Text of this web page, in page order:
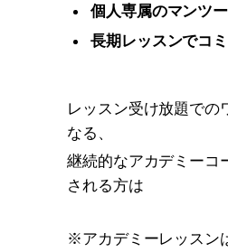
個人専属のマンツ
長期レッスンでコ
レッスン受け放題での
なる、
継続的なアカデミーコ
される方は
※アカデミーレッスン